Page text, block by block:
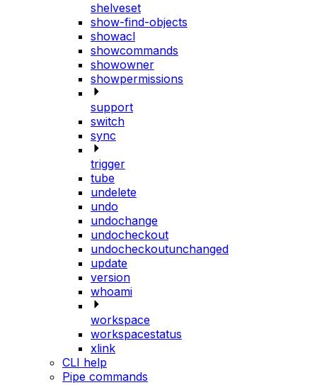
shelveset
show-find-objects
showacl
showcommands
showowner
showpermissions
support
switch
sync
trigger
tube
undelete
undo
undochange
undocheckout
undocheckoutunchanged
update
version
whoami
workspace
workspacestatus
xlink
CLI help
Pipe commands